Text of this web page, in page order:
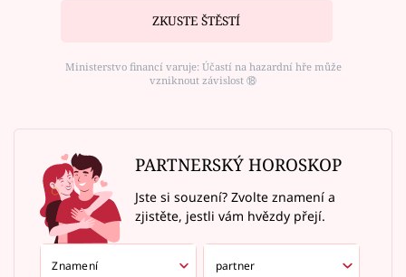
ZKUSTE ŠTĚSTÍ
Ministerstvo financí varuje: Účastí na hazardní hře může
vzniknout závislost ⑱
PARTNERSKÝ HOROSKOP
Jste si souzení? Zvolte znamení a
zjistěte, jestli vám hvězdy přejí.